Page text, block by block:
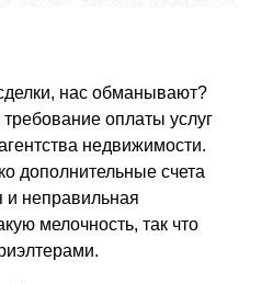
нас обманывают?
оплаты услуг
недвижимости.
дополнительные счета
и неправильная
мелочность, так что